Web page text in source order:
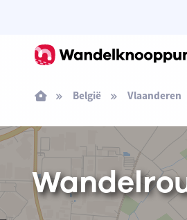
België Vlaanderen